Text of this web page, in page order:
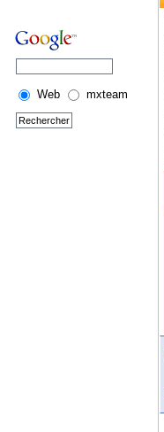
Web mxteam